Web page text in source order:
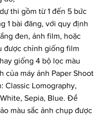
thi gồm từ 1 đến 5 bức
1 bài đăng, với quy định
đen, ảnh film, hoặc
được chỉnh giống film
giống 4 bộ lọc màu
của máy ảnh Paper Shoot
Classic Lomography,
Sepia, Blue. Để
màu sắc ảnh chụp được